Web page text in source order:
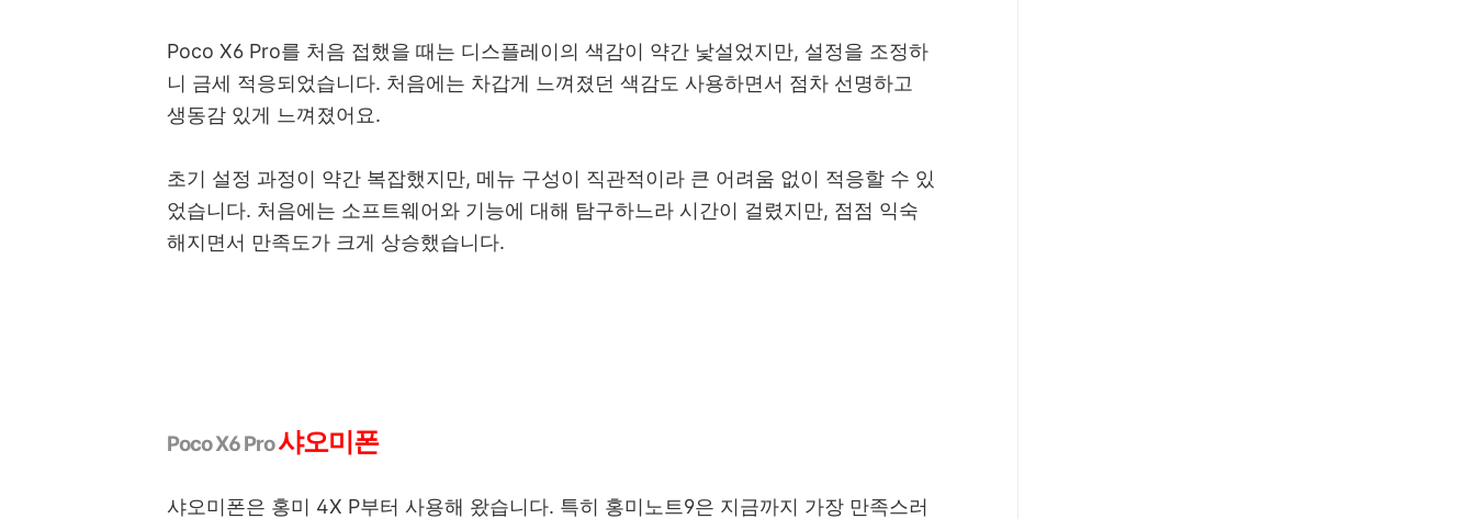
Poco X6 Pro를 처음 접했을 때는 디스플레이의 색감이 약간 낯설었지만, 설정을 조정하
니 금세 적응되었습니다. 처음에는 차갑게 느껴졌던 색감도 사용하면서 점차 선명하고
생동감 있게 느껴졌어요.
초기 설정 과정이 약간 복잡했지만, 메뉴 구성이 직관적이라 큰 어려움 없이 적응할 수 있
었습니다. 처음에는 소프트웨어와 기능에 대해 탐구하느라 시간이 걸렸지만, 점점 익숙
해지면서 만족도가 크게 상승했습니다.
Poco X6 Pro샤오미폰
샤오미폰은 홍미 4X P부터 사용해 왔습니다. 특히 홍미노트9은 지금까지 가장 만족스러